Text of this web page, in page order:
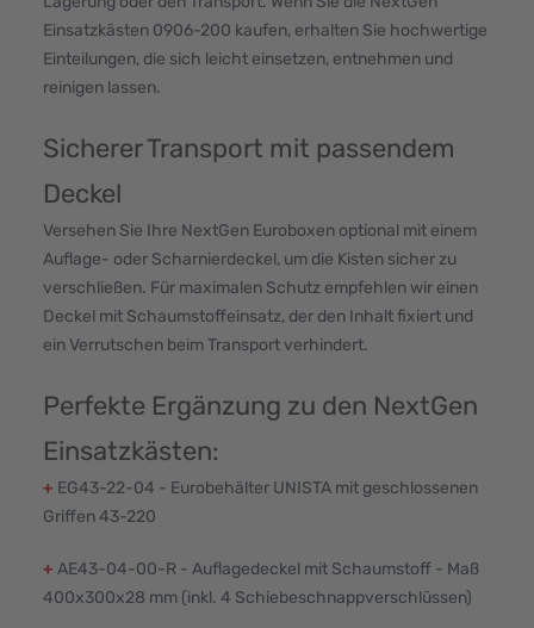
Einsatzkästen 0906-200 kaufen, erhalten Sie hochwertige
Einteilungen, die sich leicht einsetzen, entnehmen und
reinigen lassen.
Sicherer Transport mit passendem
Deckel
Versehen Sie Ihre NextGen Euroboxen optional mit einem
Auflage- oder Scharnierdeckel, um die Kisten sicher zu
verschließen. Für maximalen Schutz empfehlen wir einen
Deckel mit Schaumstoffeinsatz, der den Inhalt fixiert und
ein Verrutschen beim Transport verhindert.
Perfekte Ergänzung zu den NextGen
Einsatzkästen:
+ EG43-22-04 - Eurobehälter UNISTA mit geschlossenen
Griffen 43-220
+ AE43-04-00-R - Auflagedeckel mit Schaumstoff - Maß
400x300x28 mm (inkl. 4 Schiebeschnappverschlüssen)